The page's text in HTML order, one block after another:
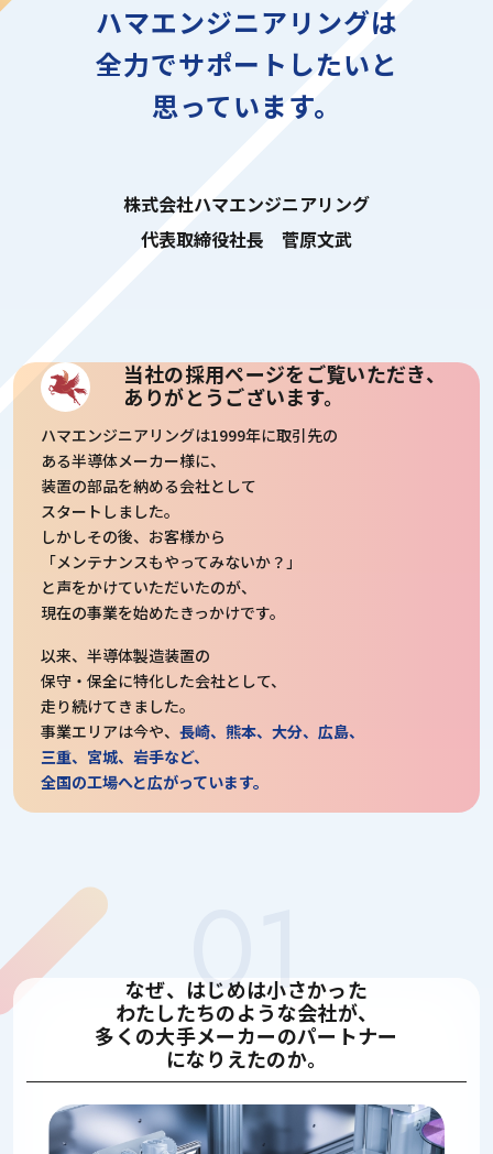
ハマエンジニアリングは
全力でサポートしたいと
思っています。
株式会社ハマエンジニアリング
代表取締役社長 菅原文武
当社の採用ページをご覧いただき、
ありがとうございます。
ハマエンジニアリングは1999年に取引先の
ある半導体メーカー様に、
装置の部品を納める会社として
スタートしました。
しかしその後、お客様から
「メンテナンスもやってみないか？」
と声をかけていただいたのが、
現在の事業を始めたきっかけです。
以来、半導体製造装置の
保守・保全に特化した会社として、
走り続けてきました。
事業エリアは今や、長崎、熊本、大分、広島、
三重、宮城、岩手など、
全国の工場へと広がっています。
なぜ、はじめは小さかった
わたしたちのような会社が、
多くの大手メーカーのパートナー
になりえたのか。